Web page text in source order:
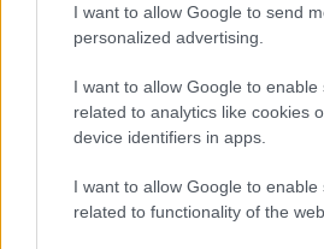
I want to allow Google to send
personalized advertising.
I want to allow Google to enable
related to analytics like cookies
device identifiers in apps.
I want to allow Google to enable
related to functionality of the
Σαρλ Μισέλ: Ηταν το καλύτερο